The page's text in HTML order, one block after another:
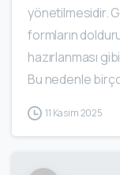
yönetilmesidir.
formların
hazırlanması
Bu nedenle
11 Kasım 2025